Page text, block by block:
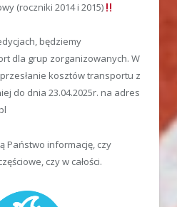
(roczniki 2014 i 2015)
będziemy
dla grup zorganizowanych. W
kosztów transportu z
do dnia 23.04.2025r. na adres
Państwo informację, czy
czy w całości.